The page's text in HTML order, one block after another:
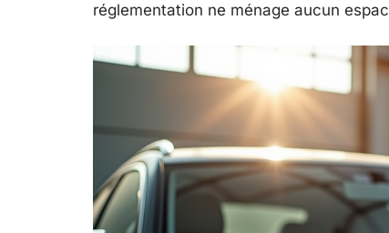
réglementation ne ménage aucun